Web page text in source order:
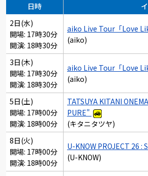
日時
2日(水)
開場: 17時30分
開演: 18時30分
aiko Live Tour「Love
(aiko)
3日(木)
開場: 17時30分
開演: 18時30分
aiko Live Tour「Love
(aiko)
5日(土)
開場: 17時00分
開演: 18時00分
TATSUYA KITANI
PURE"
(キタニタツヤ)
8日(火)
開場: 17時00分
開演: 18時00分
U-KNOW PROJECT 26 :
(U-KNOW)